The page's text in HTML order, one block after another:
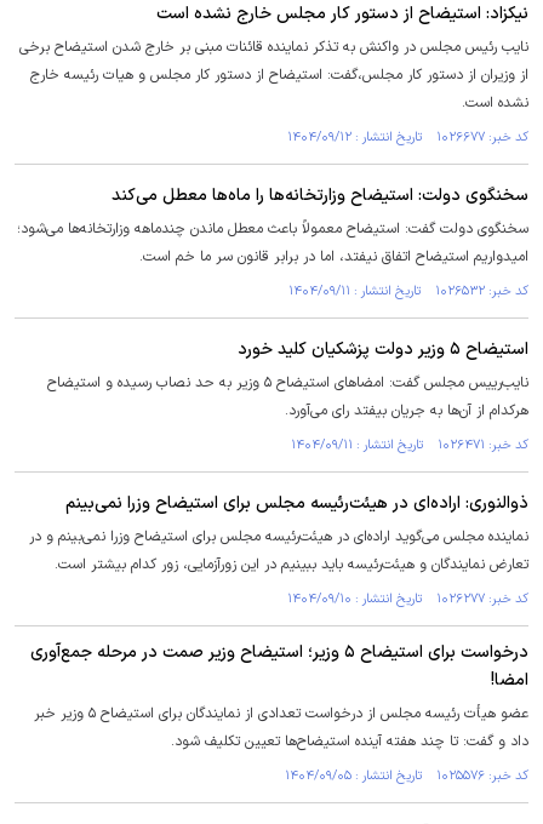
نیکزاد: استیضاح از دستور کار مجلس خارج نشده است
نایب رئیس مجلس در واکنش به تذکر نماینده قائنات مبنی بر خارج شدن استیضاح برخی
از وزیران از دستور کار مجلس،گفت: استیضاح از دستور کار مجلس و هیات رئیسه خارج
نشده است.
کد خبر: ۱۰۲۶۶۷۷ تاریخ انتشار : ۱۴۰۴/۰۹/۱۲
سخنگوی دولت: استیضاح وزارتخانه‌ها را ماه‌ها معطل می‌کند
سخنگوی دولت گفت: استیضاح معمولاً باعث معطل ماندن چندماهه وزارتخانه‌ها می‌شود؛
امیدواریم استیضاح اتفاق نیفتد، اما در برابر قانون سر ما خم است.
کد خبر: ۱۰۲۶۵۳۲ تاریخ انتشار : ۱۴۰۴/۰۹/۱۱
استیضاح ۵ وزیر دولت پزشکیان کلید خورد
نایب‌رییس مجلس گفت: امضاهای استیضاح ۵ وزیر به حد نصاب رسیده و استیضاح
هرکدام از آن‌ها به جریان بیفتد رای می‌آورد.
کد خبر: ۱۰۲۶۴۷۱ تاریخ انتشار : ۱۴۰۴/۰۹/۱۱
ذوالنوری: اراده‌ای در هیئت‌رئیسه مجلس برای استیضاح وزرا نمی‌بینم
نماینده مجلس می‌گوید اراده‌ای در هیئت‌رئیسه مجلس برای استیضاح وزرا نمی‌بینم و در
تعارض نمایندگان و هیئت‌رئیسه باید ببینیم در این زورآزمایی، زور کدام بیشتر است.
کد خبر: ۱۰۲۶۲۷۷ تاریخ انتشار : ۱۴۰۴/۰۹/۱۰
درخواست برای استیضاح ۵ وزیر؛ استیضاح وزیر صمت در مرحله جمع‌آوری
امضا!
عضو هیأت رئیسه مجلس از درخواست تعدادی از نمایندگان برای استیضاح ۵ وزیر خبر
داد و گفت: تا چند هفته آینده استیضاح‌ها تعیین تکلیف شود.
کد خبر: ۱۰۲۵۵۷۶ تاریخ انتشار : ۱۴۰۴/۰۹/۰۵